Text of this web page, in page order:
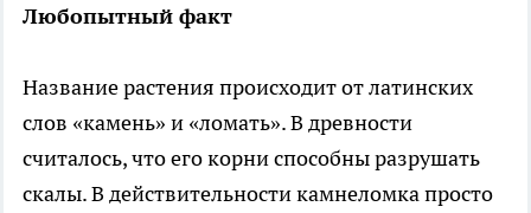
Любопытный факт
Название растения происходит от латинских
слов «камень» и «ломать». В древности
считалось, что его корни способны разрушать
скалы. В действительности камнеломка просто